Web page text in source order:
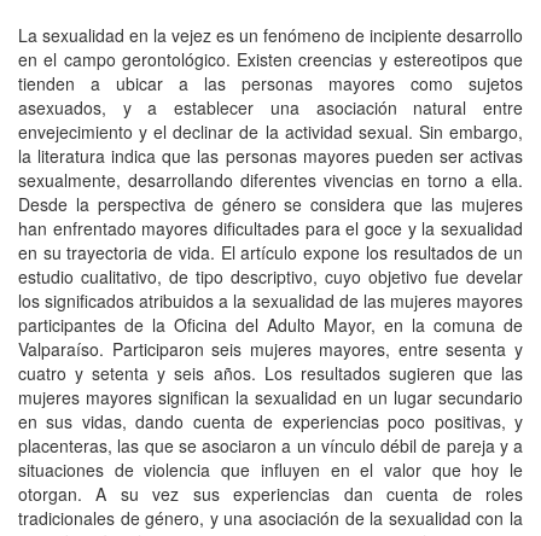
La sexualidad en la vejez es un fenómeno de incipiente desarrollo
en el campo gerontológico. Existen creencias y estereotipos que
tienden a ubicar a las personas mayores como sujetos
asexuados, y a establecer una asociación natural entre
envejecimiento y el declinar de la actividad sexual. Sin embargo,
la literatura indica que las personas mayores pueden ser activas
sexualmente, desarrollando diferentes vivencias en torno a ella.
Desde la perspectiva de género se considera que las mujeres
han enfrentado mayores dificultades para el goce y la sexualidad
en su trayectoria de vida. El artículo expone los resultados de un
estudio cualitativo, de tipo descriptivo, cuyo objetivo fue develar
los significados atribuidos a la sexualidad de las mujeres mayores
participantes de la Oficina del Adulto Mayor, en la comuna de
Valparaíso. Participaron seis mujeres mayores, entre sesenta y
cuatro y setenta y seis años. Los resultados sugieren que las
mujeres mayores significan la sexualidad en un lugar secundario
en sus vidas, dando cuenta de experiencias poco positivas, y
placenteras, las que se asociaron a un vínculo débil de pareja y a
situaciones de violencia que influyen en el valor que hoy le
otorgan. A su vez sus experiencias dan cuenta de roles
tradicionales de género, y una asociación de la sexualidad con la